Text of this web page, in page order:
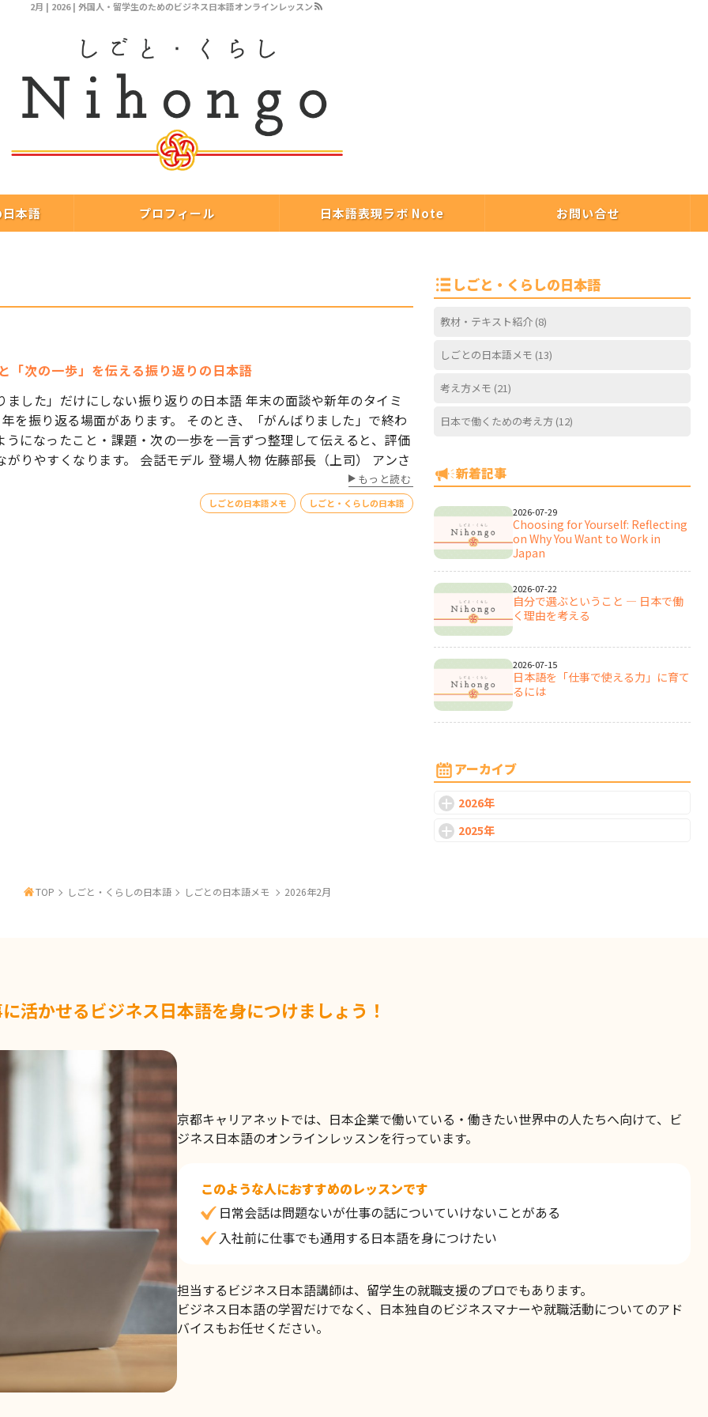
2月 | 2026 | 外国人・留学生のためのビジネス日本語オンラインレッスン
お知らせ しごと・くらしの日本語
本語 プロフィール 日本語表現ラボ Note お問い合せ
「次の一歩」を伝える振り返りの日本語
ました」だけにしない振り返りの日本語 年末の面談や新年のタイミ
を振り返る場面があります。 そのとき、「がんばりました」で終わ
うになったこと・課題・次の一歩を一言ずつ整理して伝えると、評価
がりやすくなります。 会話モデル 登場人物 佐藤部長（上司） アンさ
もっと読む
しごとの日本語メモ しごと・くらしの日本語
しごと・くらしの日本語
教材・テキスト紹介 (8)
しごとの日本語メモ (13)
考え方メモ (21)
日本で働くための考え方 (12)
新着記事
Choosing for Yourself: Reflecting
on Why You Want to Work in
Japan
2026-07-29
自分で選ぶということ ― 日本で働
く理由を考える
2026-07-22
日本語を「仕事で使える力」に育て
るには
2026-07-15
まで必要なのか
「また今度ね」は社交辞令？ 言葉
2026-06-03
ビジネス日本語で大切なのは、暗記
よりも調整する力
アーカイブ
2026年
2025年
TOP しごと・くらしの日本語 しごとの日本語メモ 2026年2月
活かせるビジネス日本語を身につけましょう！
京都キャリアネットでは、日本企業で働いている・働きたい世界中の人たちへ向けて、ビ
ジネス日本語のオンラインレッスンを行っています。
このような人におすすめのレッスンです
日常会話は問題ないが仕事の話についていけないことがある
入社前に仕事でも通用する日本語を身につけたい
担当するビジネス日本語講師は、留学生の就職支援のプロでもあります。
ビジネス日本語の学習だけでなく、日本独自のビジネスマナーや就職活動についてのアド
バイスもお任せください。